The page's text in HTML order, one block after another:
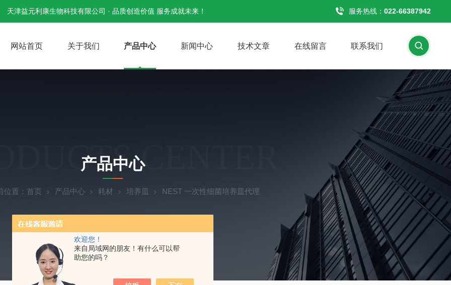
欢迎您！
来自局域网的朋友！有什么可以帮
助您的吗？
天津益元利康生物科技有限公司 · 品质创造价值 服务成就未来！ 服务热线： 022-66387942
网站首页 关于我们 产品中心 新闻中心 技术文章 在线留言 联系我们
CENTER
产品中心
位置： 首页 产品中心 耗材 培养皿 NEST 一次性细菌培养皿代理